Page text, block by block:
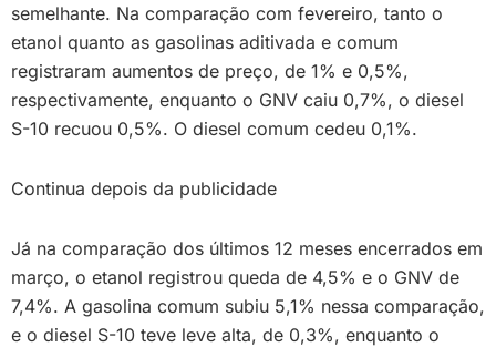
semelhante. Na comparação com fevereiro, tanto o
etanol quanto as gasolinas aditivada e comum
registraram aumentos de preço, de 1% e 0,5%,
respectivamente, enquanto o GNV caiu 0,7%, o diesel
S-10 recuou 0,5%. O diesel comum cedeu 0,1%.
Continua depois da publicidade
Já na comparação dos últimos 12 meses encerrados em
março, o etanol registrou queda de 4,5% e o GNV de
7,4%. A gasolina comum subiu 5,1% nessa comparação,
e o diesel S-10 teve leve alta, de 0,3%, enquanto o